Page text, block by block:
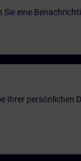
eine
Ihrer persönlichen